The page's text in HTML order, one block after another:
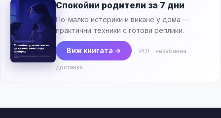
Спокойни родители за 7 дни
По-малко истерики и викане у дома —
практични техники с готови реплики.
Виж книгата → PDF · незабавна
доставка